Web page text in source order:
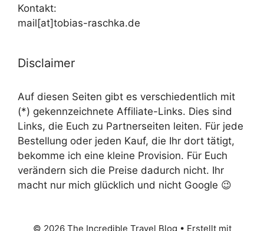
Kontakt:
mail[at]tobias-raschka.de
Disclaimer
Auf diesen Seiten gibt es verschiedentlich mit
(*) gekennzeichnete Affiliate-Links. Dies sind
Links, die Euch zu Partnerseiten leiten. Für jede
Bestellung oder jeden Kauf, die Ihr dort tätigt,
bekomme ich eine kleine Provision. Für Euch
verändern sich die Preise dadurch nicht. Ihr
macht nur mich glücklich und nicht Google 😉
© 2026 The Incredible Travel Blog • Erstellt mit